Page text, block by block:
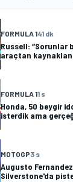
FORMULA 141 dk
Russell: “Sorunlar
araçtan
FORMULA 11 s
Honda, 50 beygir
isterdik ama
MOTOGP3 s
Augusto
Silverstone'da